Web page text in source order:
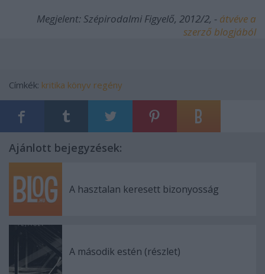
Megjelent: Szépirodalmi Figyelő, 2012/2, - átvéve a
szerző blogjából
Címkék: kritika könyv regény
Ajánlott bejegyzések:
A hasztalan keresett bizonyosság
A második estén (részlet)